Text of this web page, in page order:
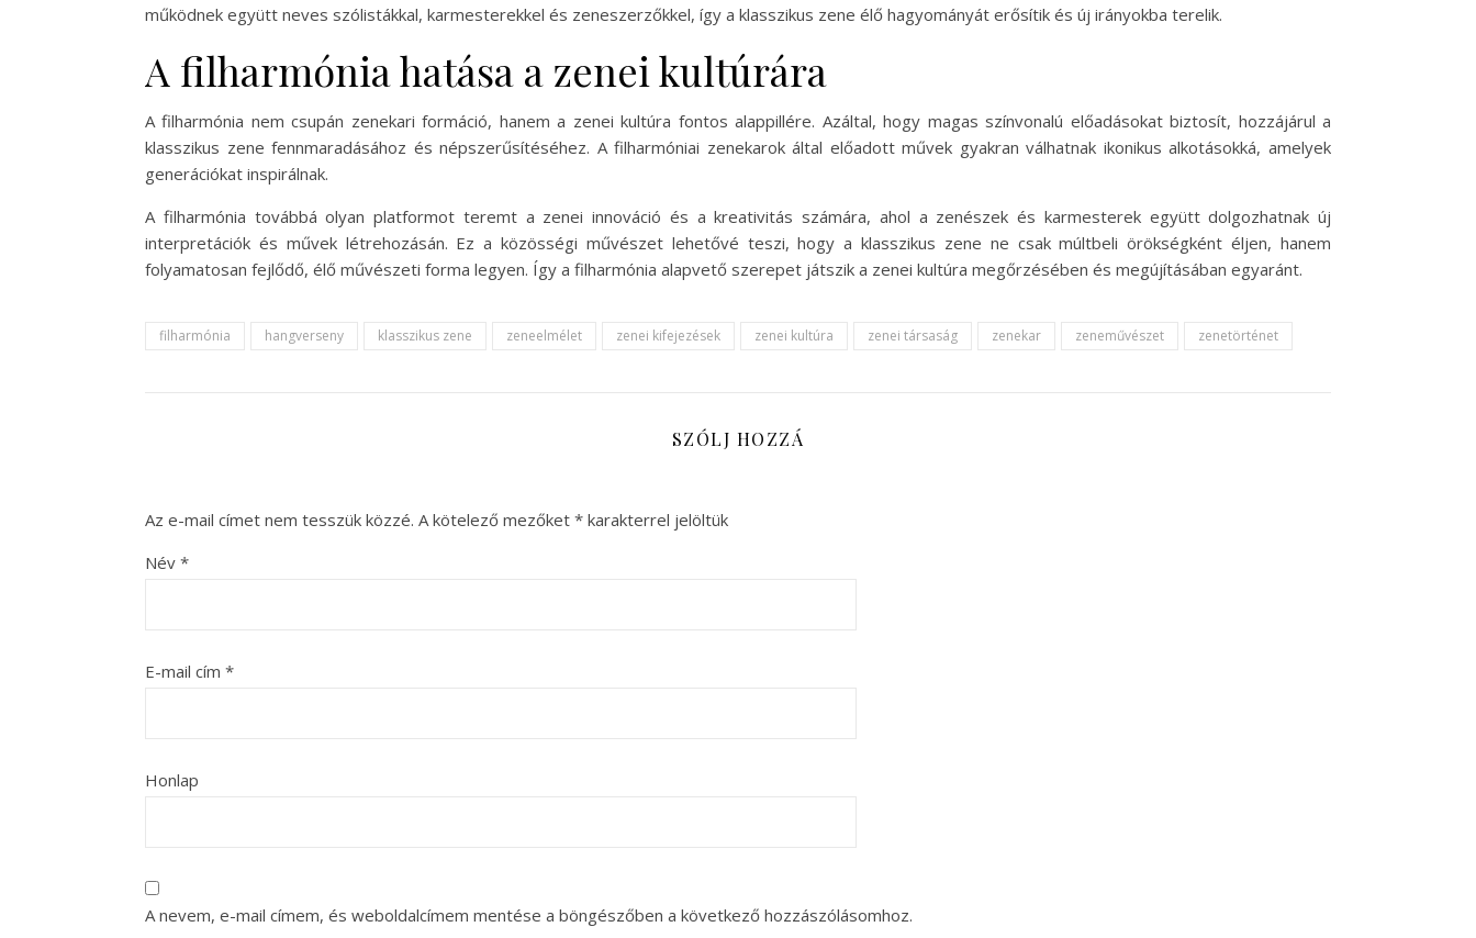
működnek együtt neves szólistákkal, karmesterekkel és zeneszerzőkkel, így a klasszikus zene élő hagyományát erősítik és új irányokba terelik.
A filharmónia hatása a zenei kultúrára
A filharmónia nem csupán zenekari formáció, hanem a zenei kultúra fontos alappillére. Azáltal, hogy magas színvonalú előadásokat biztosít, hozzájárul a
klasszikus zene fennmaradásához és népszerűsítéséhez. A filharmóniai zenekarok által előadott művek gyakran válhatnak ikonikus alkotásokká, amelyek
generációkat inspirálnak.
A filharmónia továbbá olyan platformot teremt a zenei innováció és a kreativitás számára, ahol a zenészek és karmesterek együtt dolgozhatnak új
interpretációk és művek létrehozásán. Ez a közösségi művészet lehetővé teszi, hogy a klasszikus zene ne csak múltbeli örökségként éljen, hanem
folyamatosan fejlődő, élő művészeti forma legyen. Így a filharmónia alapvető szerepet játszik a zenei kultúra megőrzésében és megújításában egyaránt.
filharmónia hangverseny klasszikus zene zeneelmélet zenei kifejezések zenei kultúra zenei társaság zenekar zeneművészet zenetörténet
SZÓLJ HOZZÁ
Az e-mail címet nem tesszük közzé. A kötelező mezőket * karakterrel jelöltük
Név *
E-mail cím *
Honlap
A nevem, e-mail címem, és weboldalcímem mentése a böngészőben a következő hozzászólásomhoz.